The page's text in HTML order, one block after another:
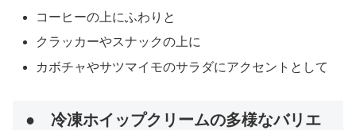
コーヒーの上にふわりと
クラッカーやスナックの上に
カボチャやサツマイモのサラダにアクセントとして
● 冷凍ホイップクリームの多様なバリエ